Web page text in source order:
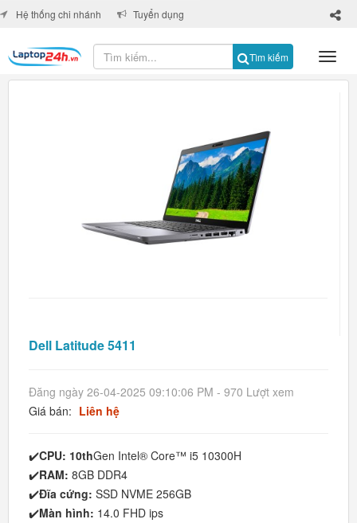
Tìm kiếm
×
Hệ thống chi nhánh Tuyển dụng
Dell Latitude 5411
Đăng ngày 26-04-2025 09:10:06 PM - 970 Lượt xem
Giá bán: Liên hệ
✔️CPU: 10thGen Intel® Core™ i5 10300H
✔️RAM: 8GB DDR4
✔️Đĩa cứng: SSD NVME 256GB
✔️Màn hình: 14.0 FHD ips